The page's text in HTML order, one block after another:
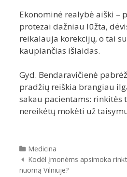
Ekonominė realybė aiški –
protezai dažniau lūžta,
reikalauja korekcijų, o tai
kaupiančias išlaidas.
Gyd. Bendaravičienė
pradžių reiškia brangiau
sakau pacientams: rinkitės
nereikėtų mokėti už
Kategorijos
Medicina
Įrašų
navigacija
Kodėl įmonėms apsimoka
nuomą Vilniuje?